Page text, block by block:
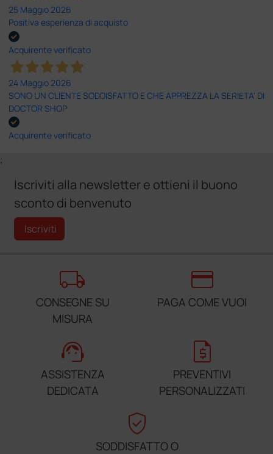
25 Maggio 2026
Positiva esperienza di acquisto
Acquirente verificato
24 Maggio 2026
SONO UN CLIENTE SODDISFATTO E CHE APPREZZA LA SERIETA' DI
DOCTOR SHOP
Acquirente verificato
;
Iscriviti alla newsletter e ottieni il buono
sconto di benvenuto
Iscriviti
local_shipping
CONSEGNE SU
MISURA
credit_card
PAGA COME VUOI
support_agent
ASSISTENZA
DEDICATA
request_quote
PREVENTIVI
PERSONALIZZATI
verified_user
SODDISFATTO O